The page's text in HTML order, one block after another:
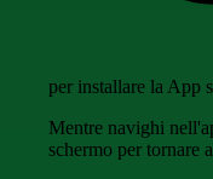
per installare la App
Mentre navighi
schermo per tornare